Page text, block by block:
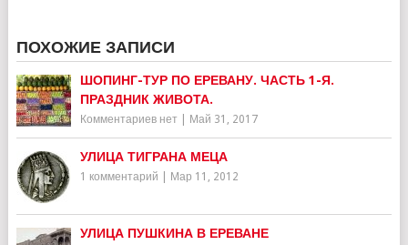
ПОХОЖИЕ ЗАПИСИ
ШОПИНГ-ТУР ПО ЕРЕВАНУ. ЧАСТЬ 1-Я.
ПРАЗДНИК ЖИВОТА.
Комментариев нет Май 31, 2017
УЛИЦА ТИГРАНА МЕЦА
1 комментарий Мар 11, 2012
УЛИЦА ПУШКИНА В ЕРЕВАНЕ